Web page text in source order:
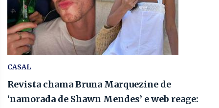
CASAL
Revista chama Bruna Marquezine de
‘namorada de Shawn Mendes’ e web reage: